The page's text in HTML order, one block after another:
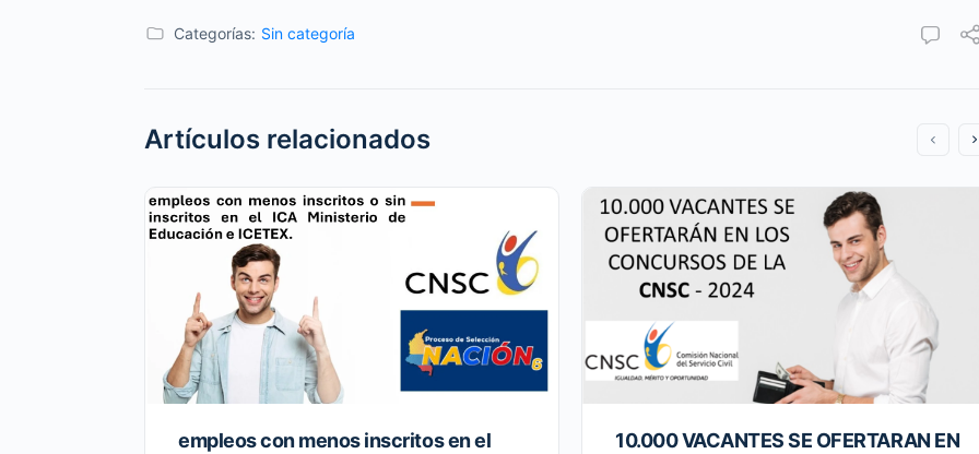
Categorías: Sin categoría
Artículos relacionados
empleos con menos inscritos en el
10.000 VACANTES SE OFERTARAN EN